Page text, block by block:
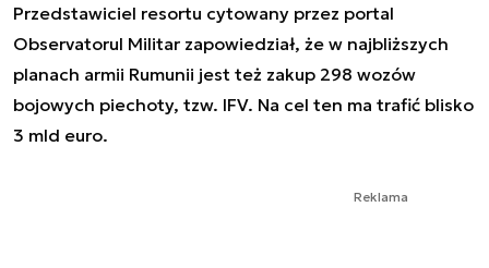
Przedstawiciel resortu cytowany przez portal
Observatorul Militar zapowiedział, że w najbliższych
planach armii Rumunii jest też zakup 298 wozów
bojowych piechoty, tzw. IFV. Na cel ten ma trafić blisko
3 mld euro.
Reklama